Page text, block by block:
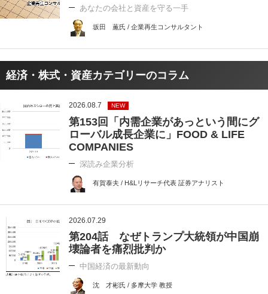
あなたの会社と資産を守る一手
坂田 薫氏 / 企業再生コンサルタント
経済・株式・資産カテゴリーのコラム
2026.08.7 NEW
第153回「内需企業があっという間にグ
ローバル成長企業に」FOOD & LIFE
COMPANIES
深読み企業分析
有賀泰夫 / H&Lリサーチ代表 証券アナリスト
2026.07.29
第204話 なぜトランプ大統領が中国崩
壊論者を痛烈批判か
中国経済の最新動向
沈 才彬氏 / 多摩大学 教授